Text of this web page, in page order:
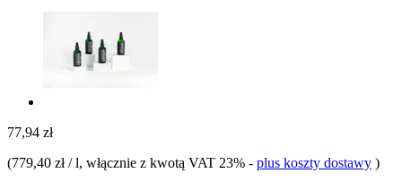
77,94 zł
(779,40 zł / l, włącznie z kwotą VAT 23% - plus koszty dostawy )